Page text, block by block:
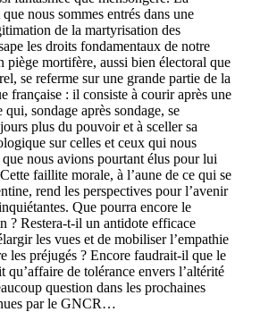
que nous sommes entrés dans une
de la martyrisation des
les droits fondamentaux de notre
piège mortifère, aussi bien électoral que
se referme sur une grande partie de la
française : il consiste à courir après une
qui, sondage après sondage, se
plus du pouvoir et à sceller sa
sur celles et ceux qui nous
nous avions pourtant élus pour lui
faillite morale, à l’aune de ce qui se
rend les perspectives pour l’avenir
Que pourra encore le
? Restera-t-il un antidote efficace
les vues et de mobiliser l’empathie
les préjugés ? Encore faudrait-il que le
qu’affaire de tolérance envers l’altérité
question dans les prochaines
par le GNCR…